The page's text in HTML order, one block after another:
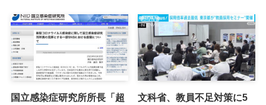
国立感染症研究所所長「超
文科省、教員不足対策に5